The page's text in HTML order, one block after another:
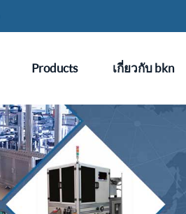
Products เกี่ยวกับ bkn